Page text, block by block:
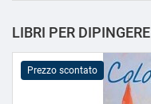
LIBRI PER DIPINGERE
Prezzo scontato